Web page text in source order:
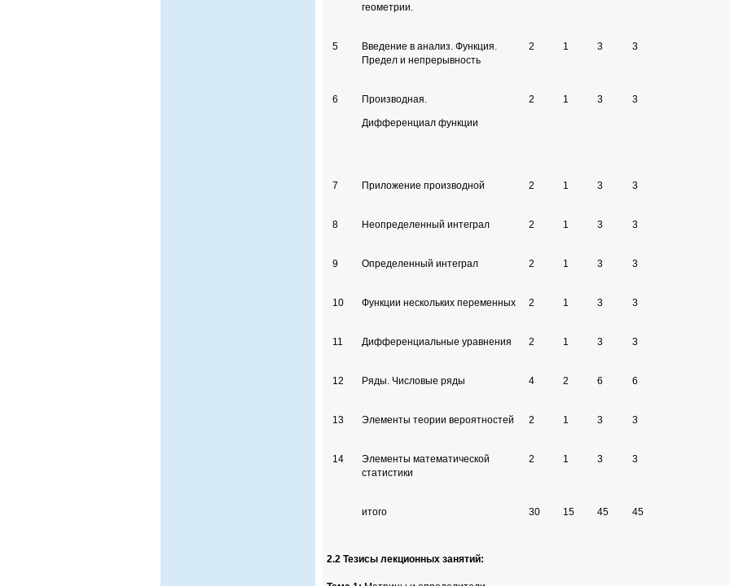
геометрии.
5
Введение в анализ. Функция.
Предел и непрерывность
2 1 3 3
6 Производная.
Дифференциал функции
2 1 3 3
7 Приложение производной 2 1 3 3
8 Неопределенный интеграл 2 1 3 3
9 Определенный интеграл 2 1 3 3
10 Функции нескольких переменных 2 1 3 3
11 Дифференциальные уравнения 2 1 3 3
12 Ряды. Числовые ряды 4 2 6 6
13 Элементы теории вероятностей 2 1 3 3
14
Элементы математической
статистики
2 1 3 3
итого 30 15 45 45
2.2 Тезисы лекционных занятий: